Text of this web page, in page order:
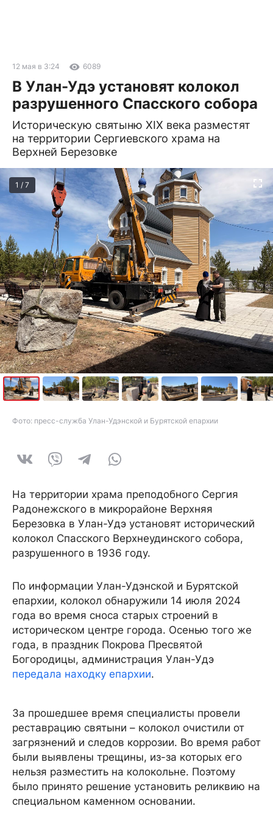
12 мая в 3:24 6089
В Улан-Удэ установят колокол
разрушенного Спасского собора
Историческую святыню XIX века разместят
на территории Сергиевского храма на
Верхней Березовке
1 / 7
Фото: пресс-служба Улан-Удэнской и Бурятской епархии
На территории храма преподобного Сергия
Радонежского в микрорайоне Верхняя
Березовка в Улан-Удэ установят исторический
колокол Спасского Верхнеудинского собора,
разрушенного в 1936 году.
По информации Улан-Удэнской и Бурятской
епархии, колокол обнаружили 14 июля 2024
года во время сноса старых строений в
историческом центре города. Осенью того же
года, в праздник Покрова Пресвятой
Богородицы, администрация Улан-Удэ
передала находку епархии.
За прошедшее время специалисты провели
реставрацию святыни – колокол очистили от
загрязнений и следов коррозии. Во время работ
были выявлены трещины, из-за которых его
нельзя разместить на колокольне. Поэтому
было принято решение установить реликвию на
специальном каменном основании.